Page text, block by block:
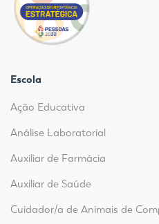
Escola
Ação Educativa
Análise Laboratorial
Auxiliar de Farmácia
Auxiliar de Saúde
Cuidador/a de Animais de